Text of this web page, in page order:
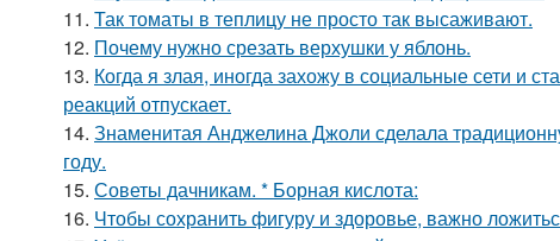
11. Так томаты в теплицу не просто так высаживают.
12. Почему нужно срезать верхушки у яблонь.
13. Когда я злая, иногда захожу в социальные сети и
реакций отпускает.
14. Знаменитая Анджелина Джоли сделала
году.
15. Советы дачникам. * Борная кислота:
16. Чтобы сохранить фигуру и здоровье, важно